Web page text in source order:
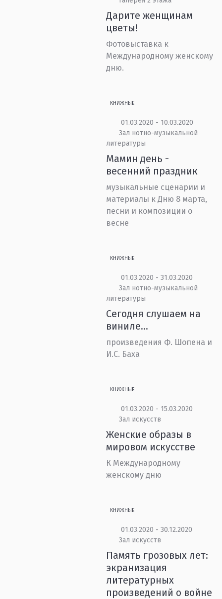
Дарите женщинам
цветы!
Фотовыставка к
Международному женскому
дню.
КНИЖНЫЕ
01.03.2020 - 10.03.2020
Зал нотно-музыкальной
литературы
Мамин день -
весенний праздник
музыкальные сценарии и
материалы к Дню 8 марта,
песни и композиции о
весне
КНИЖНЫЕ
01.03.2020 - 31.03.2020
Зал нотно-музыкальной
литературы
Сегодня слушаем на
виниле…
произведения Ф. Шопена и
И.С. Баха
КНИЖНЫЕ
01.03.2020 - 15.03.2020
Зал искусств
Женские образы в
мировом искусстве
К Международному
женскому дню
КНИЖНЫЕ
01.03.2020 - 30.12.2020
Зал искусств
Память грозовых лет:
экранизация
литературных
произведений о войне